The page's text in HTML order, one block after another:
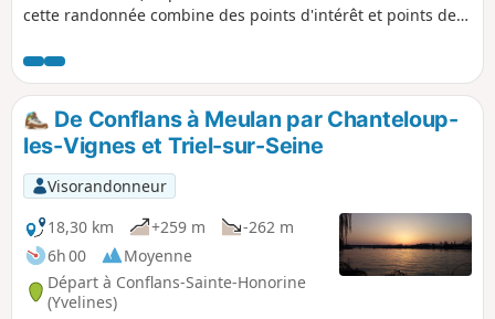
cette randonnée combine des points d'intérêt et points de
vieux centre de Conflans-Sainte-Honorine (Tour Monoie du
XIe, le très beau Château du Prieuré, du XIXe qui héberge le
Musée de la Batellerie), et les abords fortifiés de l'immense
Fort de Cormeilles.
De Conflans à Meulan par Chanteloup-
les-Vignes et Triel-sur-Seine
Visorandonneur
18,30 km
+259 m
-262 m
6h 00
Moyenne
Départ à Conflans-Sainte-Honorine
(Yvelines)